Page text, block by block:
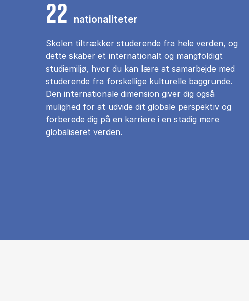
22 nationaliteter
Skolen tiltrækker studerende fra hele verden, og
dette skaber et internationalt og mangfoldigt
studiemiljø, hvor du kan lære at samarbejde med
studerende fra forskellige kulturelle baggrunde.
Den internationale dimension giver dig også
mulighed for at udvide dit globale perspektiv og
forberede dig på en karriere i en stadig mere
globaliseret verden.